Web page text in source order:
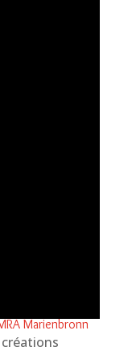
Marienbronn